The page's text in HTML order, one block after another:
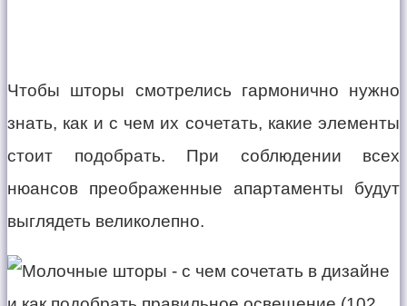
Чтобы шторы смотрелись гармонично нужно
знать, как и с чем их сочетать, какие элементы
стоит подобрать. При соблюдении всех
нюансов преображенные апартаменты будут
выглядеть великолепно.